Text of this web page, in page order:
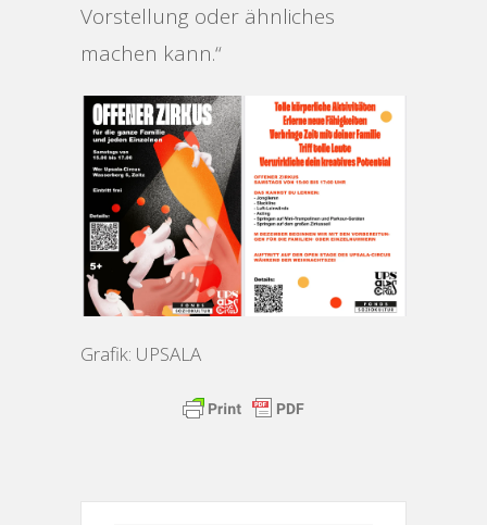
Vorstellung oder ähnliches
machen kann.“
Grafik: UPSALA